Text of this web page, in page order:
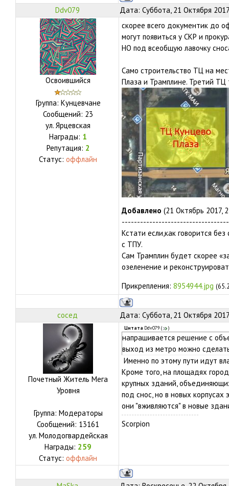
Ddv079 Дата: Суббота, 21 Октября
Освоившийся
Группа: Кунцевчане
Сообщений: 23
ул. Ярцевская
Награды: 1
Репутация: 2
Статус: оффлайн
скорее всего документик до
могут появиться у СКР и
НО под всеобщую лавочку
Само строительство ТЦ на
Плаза и Трамплине. Третий ТЦ
Добавлено (21 Октябрь 2017,
Кстати если,как говорится
с ТПУ.
Сам Трамплин будет скорее
озеленение и
Прикрепления: 8954944.jpg
сосед Дата: Суббота, 21 Октября
Почетный Житель Мега
Уровня
Группа: Модераторы
Сообщений: 13161
ул. Молодогвардейская
Награды: 259
Статус: оффлайн
Цитата Ddv079 ( )
напрашивается решение с
выход из метро можно
Именно по этому пути идут
Кроме того, на площадях
крупных зданий,
под снос, но в новых
они "вживляются" в новые
Scorpion